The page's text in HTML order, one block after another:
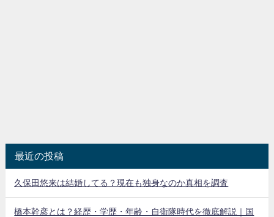
最近の投稿
久保田悠来は結婚してる？現在も独身なのか真相を調査
橋本幹彦とは？経歴・学歴・年齢・自衛隊時代を徹底解説｜国